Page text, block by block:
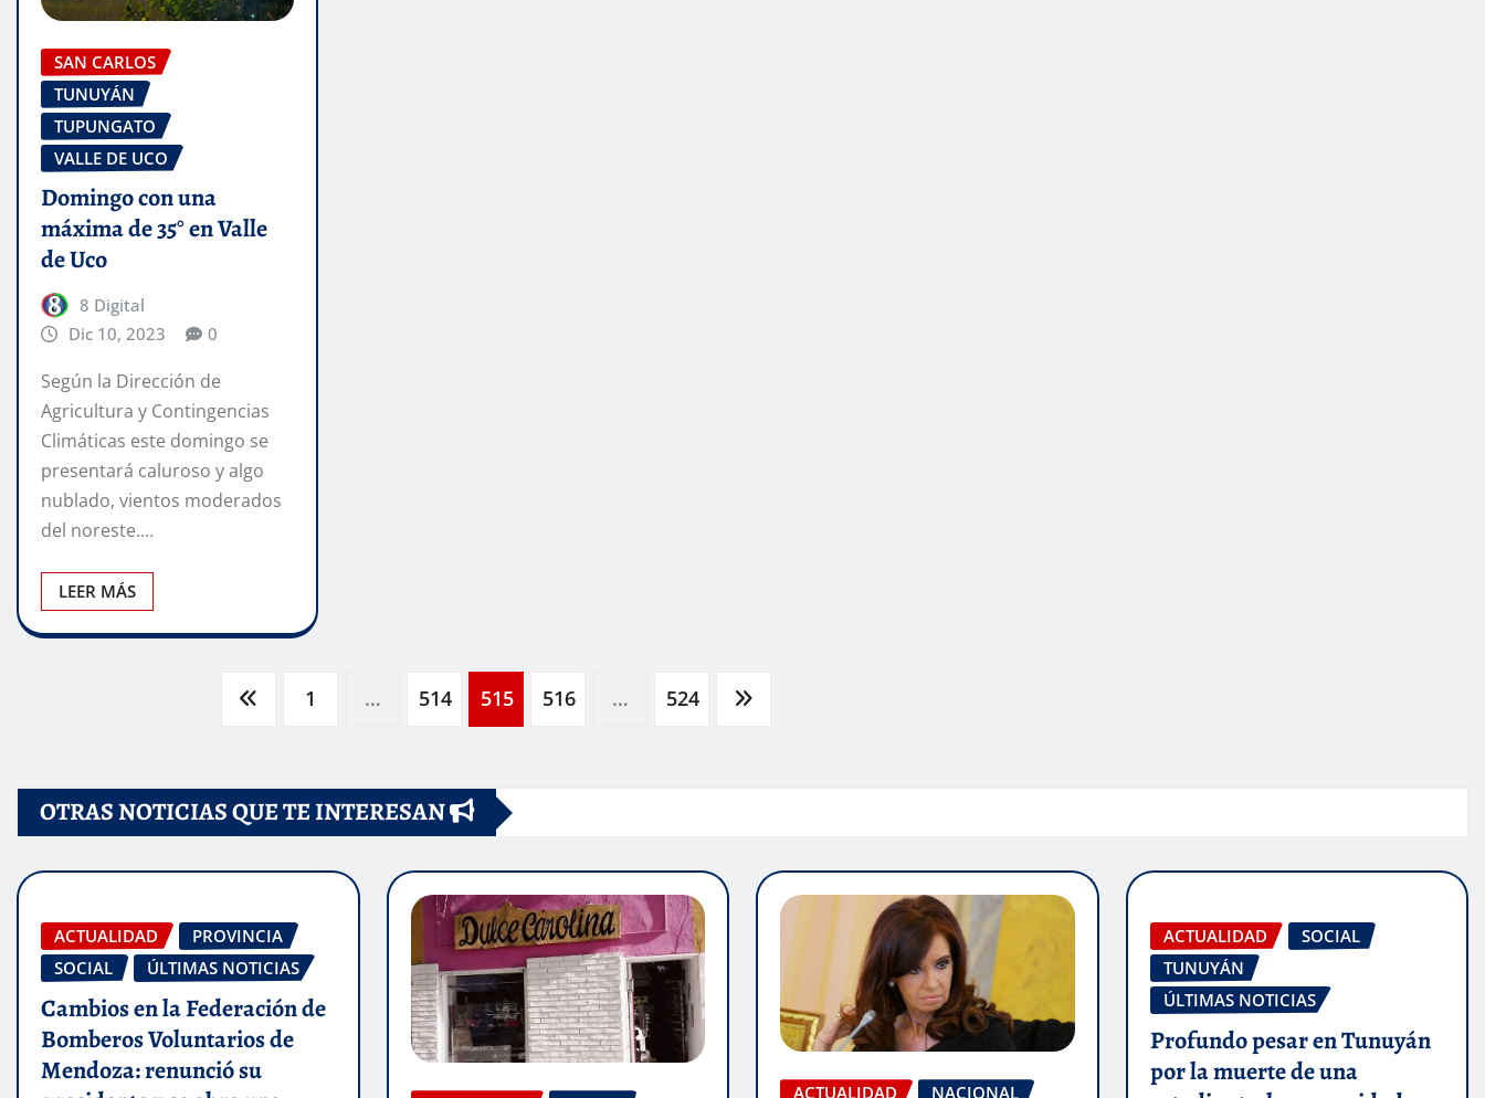
SAN CARLOS
TUNUYÁN
TUPUNGATO
VALLE DE UCO
Domingo con una
máxima de 35° en Valle
de Uco
8 Digital
Dic 10, 2023
0
Según la Dirección de
Agricultura y Contingencias
Climáticas este domingo se
presentará caluroso y algo
nublado, vientos moderados
del noreste.…
LEER MÁS
entradas
1 … 514 515 516 … 524
OTRAS NOTICIAS QUE TE INTERESAN
ACTUALIDAD
PROVINCIA
SOCIAL
ÚLTIMAS NOTICIAS
Cambios en la Federación de
Bomberos Voluntarios de
Mendoza: renunció su
ACTUALIDAD NACIONAL
ACTUALIDAD
SOCIAL
TUNUYÁN
ÚLTIMAS NOTICIAS
Profundo pesar en Tunuyán
por la muerte de una